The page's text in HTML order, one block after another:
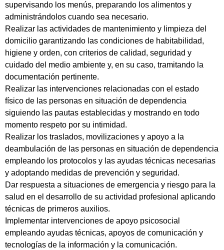
supervisando los menús, preparando los alimentos y
administrándolos cuando sea necesario.
Realizar las actividades de mantenimiento y limpieza del
domicilio garantizando las condiciones de habitabilidad,
higiene y orden, con criterios de calidad, seguridad y
cuidado del medio ambiente y, en su caso, tramitando la
documentación pertinente.
Realizar las intervenciones relacionadas con el estado
físico de las personas en situación de dependencia
siguiendo las pautas establecidas y mostrando en todo
momento respeto por su intimidad.
Realizar los traslados, movilizaciones y apoyo a la
deambulación de las personas en situación de dependencia
empleando los protocolos y las ayudas técnicas necesarias
y adoptando medidas de prevención y seguridad.
Dar respuesta a situaciones de emergencia y riesgo para la
salud en el desarrollo de su actividad profesional aplicando
técnicas de primeros auxilios.
Implementar intervenciones de apoyo psicosocial
empleando ayudas técnicas, apoyos de comunicación y
tecnologías de la información y la comunicación.